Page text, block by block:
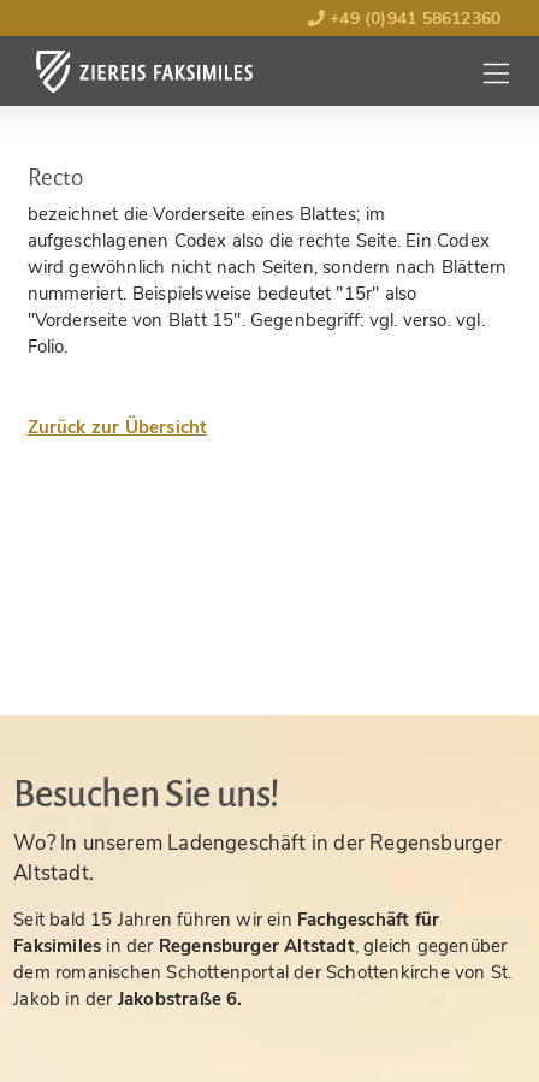
+49 (0)941 58612360
MENÜ
Recto
bezeichnet die Vorderseite eines Blattes; im
aufgeschlagenen Codex also die rechte Seite. Ein Codex
wird gewöhnlich nicht nach Seiten, sondern nach Blättern
nummeriert. Beispielsweise bedeutet "15r" also
"Vorderseite von Blatt 15". Gegenbegriff: vgl. verso. vgl.
Folio.
Zurück zur Übersicht
Besuchen Sie uns!
Wo? In unserem Ladengeschäft in der Regensburger
Altstadt.
Seit bald 15 Jahren führen wir ein Fachgeschäft für
Faksimiles in der Regensburger Altstadt, gleich gegenüber
dem romanischen Schottenportal der Schottenkirche von St.
Jakob in der Jakobstraße 6.